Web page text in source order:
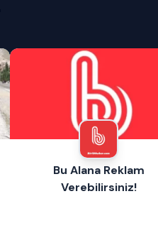
Bu Alana Reklam
Verebilirsiniz!